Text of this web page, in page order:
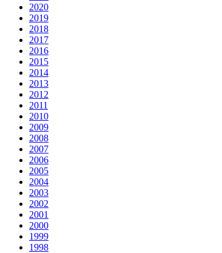
2020
2019
2018
2017
2016
2015
2014
2013
2012
2011
2010
2009
2008
2007
2006
2005
2004
2003
2002
2001
2000
1999
1998